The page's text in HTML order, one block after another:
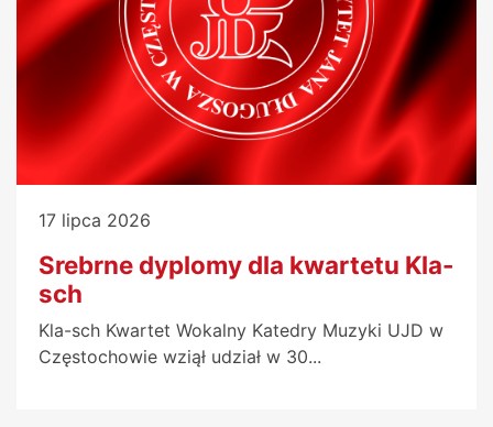
17 lipca 2026
Srebrne dyplomy dla kwartetu Kla-
sch
Kla-sch Kwartet Wokalny Katedry Muzyki UJD w
Częstochowie wziął udział w 30...